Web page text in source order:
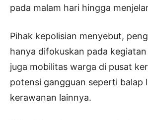
pada malam hari hingga
Pihak kepolisian menyebut,
hanya difokuskan pada
juga mobilitas warga di pusat
potensi gangguan seperti balap
kerawanan lainnya.